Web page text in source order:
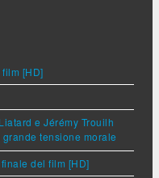
[HD]
e Jérémy Trouilh
tensione morale
del film [HD]